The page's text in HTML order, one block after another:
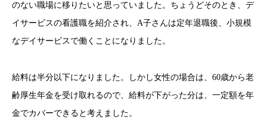
のない職場に移りたいと思っていました。ちょうどそのとき、デ
イサービスの看護職を紹介され、A子さんは定年退職後、小規模
なデイサービスで働くことになりました。
給料は半分以下になりました。しかし女性の場合は、60歳から老
齢厚生年金を受け取れるので、給料が下がった分は、一定額を年
金でカバーできると考えました。